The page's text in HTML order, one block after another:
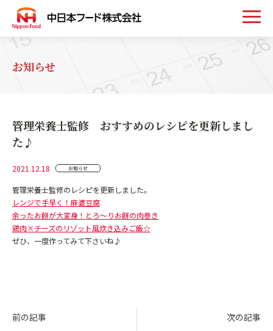
トップ
事業案内
取扱い商品
会社案内
お知らせ
管理栄養士監修 おすすめのレシピを更新しまし
た♪
2021.12.18 お知らせ
管理栄養士監修のレシピを更新しました。
レンジで手早く！麻婆豆腐
余ったお餅が大変身！とろ～りお餅の肉巻き
鶏肉×チーズのリゾット風炊き込みご飯☆
ぜひ、一度作ってみて下さいね♪
前の記事 次の記事